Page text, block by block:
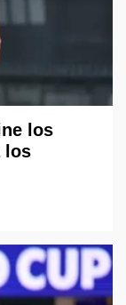
los
los